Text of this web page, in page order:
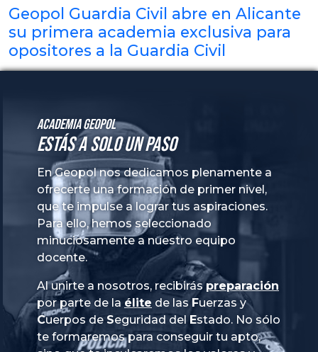
Geopol Guardia Civil abre en Alicante
su primera academia exclusiva para
opositores a la Guardia Civil
Academia GeoPol
Estás a solo un paso
En Geopol nos dedicamos plenamente a
ofrecerte una formación de primer nivel,
que te impulse a lograr tus aspiraciones.
Para ello, hemos seleccionado
minuciosamente a nuestro equipo
docente.
Al unirte a nosotros, recibiráspreparación
por parte de la élite de las Fuerzas y
Cuerpos de Seguridad del Estado. No sólo
te formaremos para conseguir tu apto,